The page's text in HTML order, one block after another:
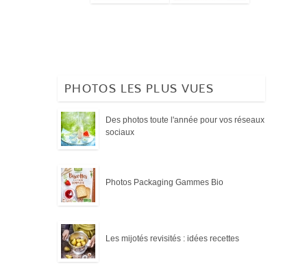
PHOTOS LES PLUS VUES
Des photos toute l'année pour vos réseaux
sociaux
Photos Packaging Gammes Bio
Les mijotés revisités : idées recettes